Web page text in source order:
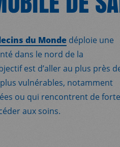
du Monde déploie une
dans le nord de la
est d’aller au plus près
vulnérables, notamment
ou qui rencontrent de
aux soins.